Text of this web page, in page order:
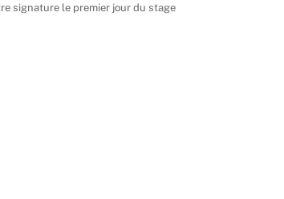
signature le premier jour du stage